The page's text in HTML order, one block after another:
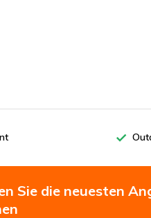
Sie die neuesten